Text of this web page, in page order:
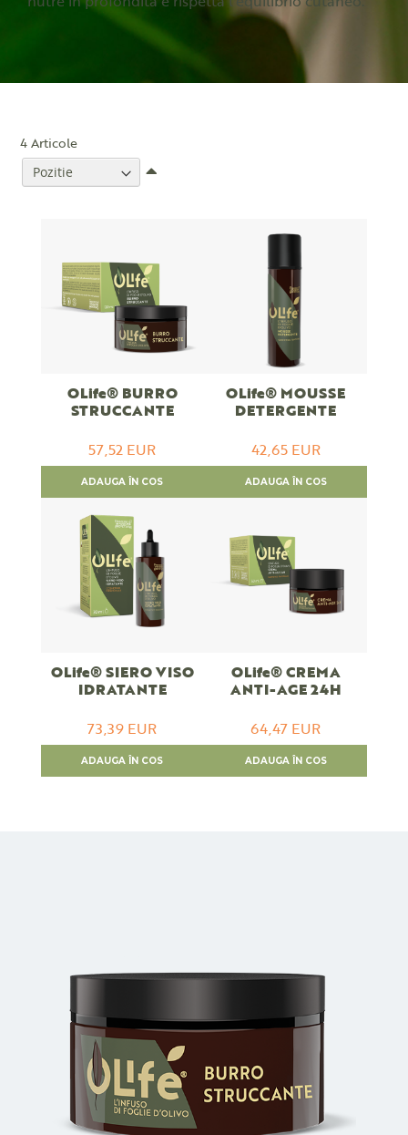
4Articole
OLife® BURRO
STRUCCANTE
57,52 EUR
ADAUGA ÎN COS
OLife® MOUSSE
DETERGENTE
42,65 EUR
ADAUGA ÎN COS
OLife® SIERO VISO
IDRATANTE
73,39 EUR
ADAUGA ÎN COS
OLife® CREMA
ANTI-AGE 24H
64,47 EUR
ADAUGA ÎN COS